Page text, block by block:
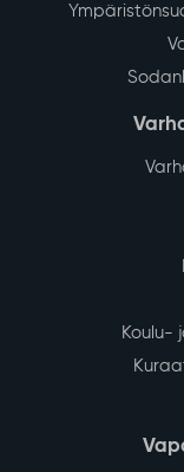
Koulu-